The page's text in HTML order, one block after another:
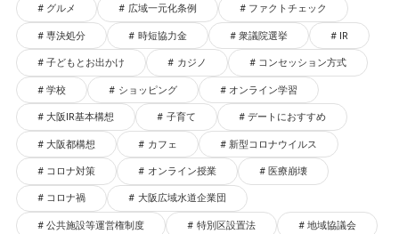
グルメ 広域一元化条例 ファクトチェック
専決処分 時短協力金 衆議院選挙 IR
子どもとお出かけ カジノ コンセッション方式
学校 ショッピング オンライン学習
大阪IR基本構想 子育て デートにおすすめ
大阪都構想 カフェ 新型コロナウイルス
コロナ対策 オンライン授業 医療崩壊
コロナ禍 大阪広域水道企業団
公共施設等運営権制度 特別区設置法 地域協議会